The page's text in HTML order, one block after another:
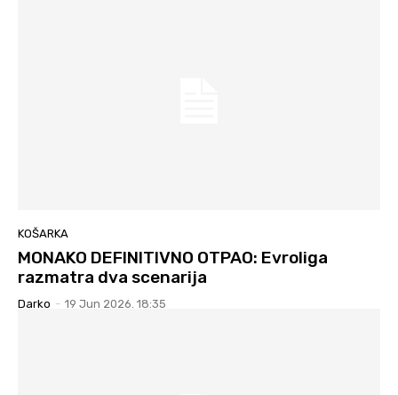
KOŠARKA
MONAKO DEFINITIVNO OTPAO: Evroliga
razmatra dva scenarija
Darko - 19 Jun 2026. 18:35